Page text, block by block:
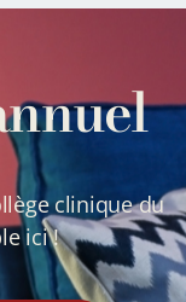
clinique du
ici !